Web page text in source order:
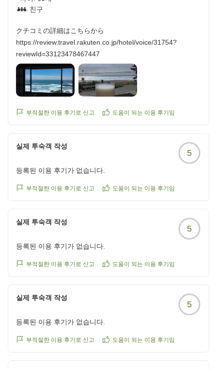
ました。また、来年伺います。
クチコミの詳細はこちらから
https://review.travel.rakuten.co.jp/hotel/voice/31754?
reviewId=33123478504989
친구
クチコミの詳細はこちらから
https://review.travel.rakuten.co.jp/hotel/voice/31754?
reviewId=33123478467447
부적절한 이용 후기로 신고 도움이 되는 이용 후기임
실제 투숙객 작성
5
등록된 이용 후기가 없습니다.
부적절한 이용 후기로 신고 도움이 되는 이용 후기임
실제 투숙객 작성
5
등록된 이용 후기가 없습니다.
부적절한 이용 후기로 신고 도움이 되는 이용 후기임
실제 투숙객 작성
5
등록된 이용 후기가 없습니다.
부적절한 이용 후기로 신고 도움이 되는 이용 후기임